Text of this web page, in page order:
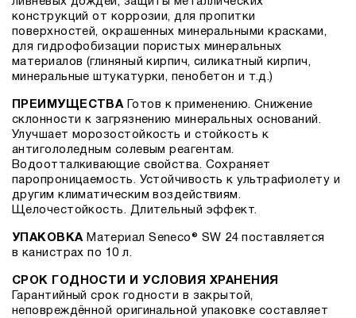
конструкций от коррозии, для пропитки
поверхностей, окрашенных минеральными красками,
для гидрофобизации пористых минеральных
материалов (глиняный кирпич, силикатный кирпич,
минеральные штукатурки, пенобетон и т.д.)
ПРЕИМУЩЕСТВАГотов к применению. Снижение
склонности к загрязнению минеральных оснований.
Улучшает морозостойкость и стойкость к
антигололедным солевым реагентам.
Водоотталкивающие свойства. Сохраняет
паропроницаемость. Устойчивость к ультрафиолету и
другим климатическим воздействиям.
Щелочестойкость. Длительный эффект.
УПАКОВКАМатериал Seneco® SW 24 поставляется
в канистрах по 10 л.
СРОК ГОДНОСТИ И УСЛОВИЯ ХРАНЕНИЯ
Гарантийный срок годности в закрытой,
неповреждённой оригинальной упаковке составляет